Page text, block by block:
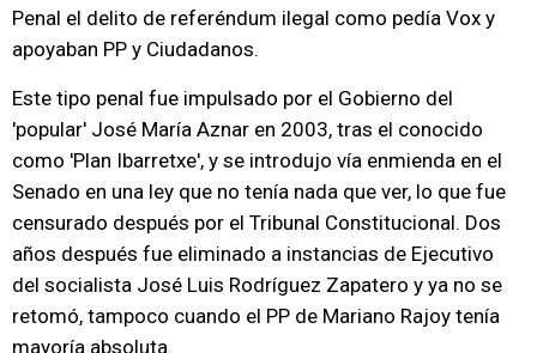
Penal el delito de referéndum ilegal como pedía Vox y
apoyaban PP y Ciudadanos.
Este tipo penal fue impulsado por el Gobierno del
'popular' José María Aznar en 2003, tras el conocido
como 'Plan Ibarretxe', y se introdujo vía enmienda en el
Senado en una ley que no tenía nada que ver, lo que fue
censurado después por el Tribunal Constitucional. Dos
años después fue eliminado a instancias de Ejecutivo
del socialista José Luis Rodríguez Zapatero y ya no se
retomó, tampoco cuando el PP de Mariano Rajoy tenía
mayoría absoluta.